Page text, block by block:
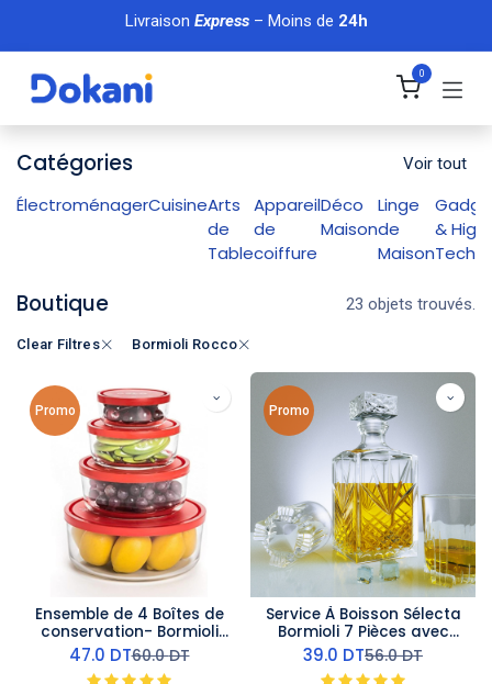
Se rendre au contenu
Livraison Express– Moins de 24h
0
Catégories Voir tout
ÉlectroménagerCuisineArts
de
Table
Appareil
de
coiffure
Déco
Maison
Linge
de
Maison
& High
Tech
Boutique 23 objets trouvés.
Clear Filtres Bormioli Rocco
Promo
Ensemble de 4 Boîtes de
conservation- Bormioli
Rocco
47.0 DT60.0DT
Promo
Service À Boisson Sélecta
Bormioli 7 Pièces avec
Carafe en verre
39.0 DT56.0DT